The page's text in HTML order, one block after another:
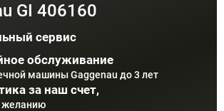
GI 406160
сервис
обслуживание
машины Gaggenau до 3 лет
за наш счет,
желанию